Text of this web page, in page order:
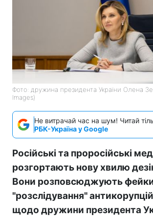
Фото: дружина президента України Олена
Images)
Не витрачай час на шум! Читай
РБК-Україна у Google
Російські та проросійські
розгортають нову хвилю
Вони розповсюджують фейки
"розслідування"
щодо дружини президента